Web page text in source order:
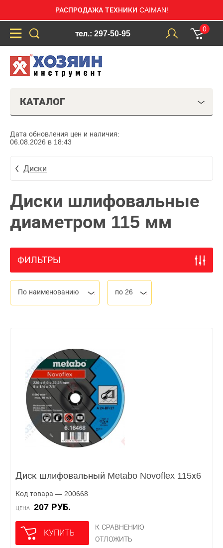
РАСПРОДАЖА ТЕХНИКИ CAIMAN!
тел.: 297-50-95
0
КАТАЛОГ
Дата обновления цен и наличия:
06.08.2026 в 18:43
Диски
Диски шлифовальные
диаметром 115 мм
ФИЛЬТРЫ
По наименованию по 26
Диск шлифовальный Metabo Novoflex 115х6
Код товара — 200668
ЦЕНА 207 РУБ.
КУПИТЬ
К СРАВНЕНИЮ
ОТЛОЖИТЬ